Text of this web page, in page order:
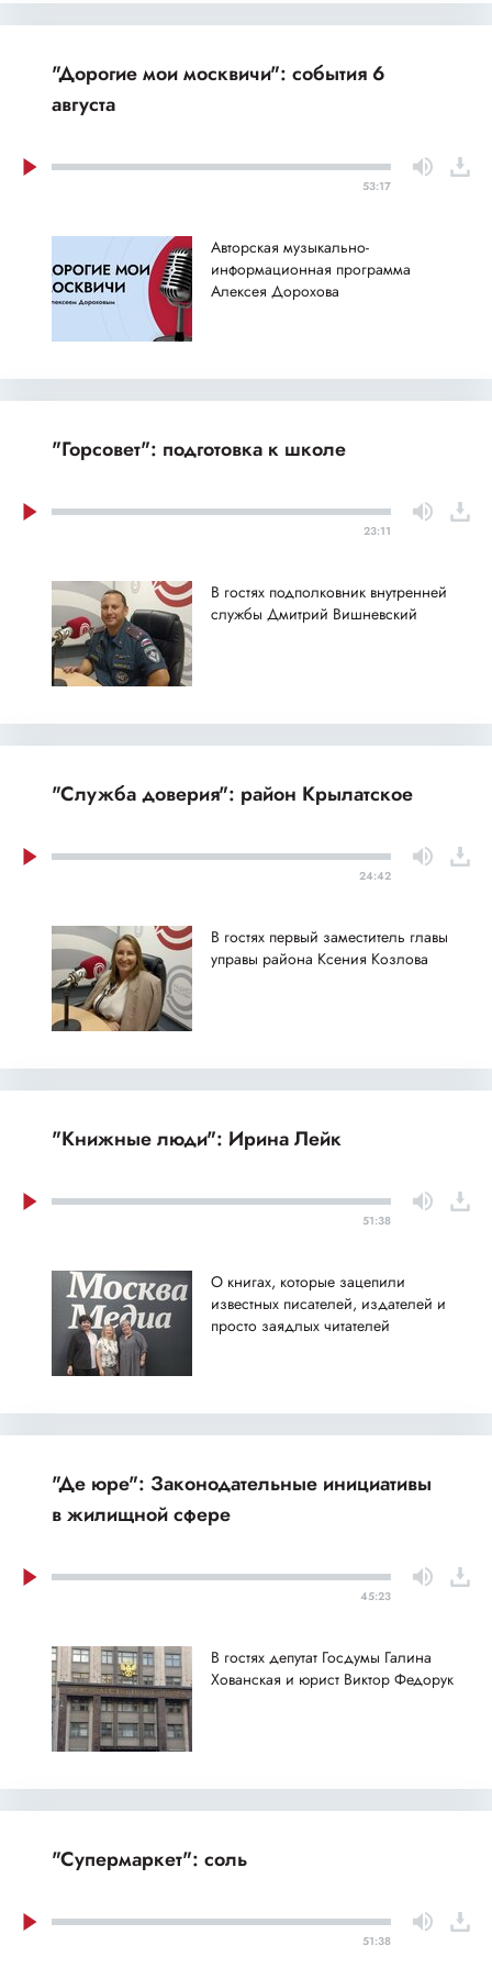
"Дорогие мои москвичи": события 6
августа
53:17
Авторская музыкально-
информационная программа
Алексея Дорохова
"Горсовет": подготовка к школе
23:11
В гостях подполковник внутренней
службы Дмитрий Вишневский
"Служба доверия": район Крылатское
24:42
В гостях первый заместитель главы
управы района Ксения Козлова
"Книжные люди": Ирина Лейк
51:38
О книгах, которые зацепили
известных писателей, издателей и
просто заядлых читателей
"Де юре": Законодательные инициативы
в жилищной сфере
45:23
В гостях депутат Госдумы Галина
Хованская и юрист Виктор Федорук
"Супермаркет": соль
51:38